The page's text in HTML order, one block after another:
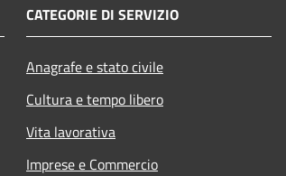
CATEGORIE DI SERVIZIO
Anagrafe e stato civile
Cultura e tempo libero
Vita lavorativa
Imprese e Commercio